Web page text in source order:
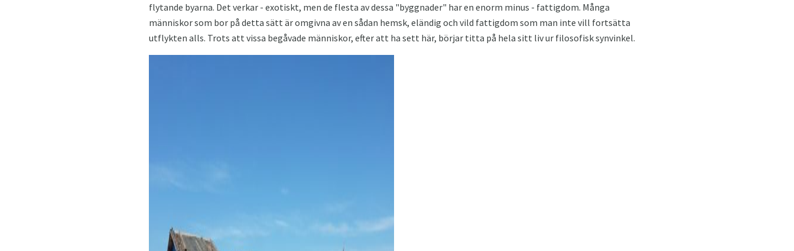
flytande byarna. Det verkar - exotiskt, men de flesta av dessa "byggnader" har en enorm minus - fattigdom. Många
människor som bor på detta sätt är omgivna av en sådan hemsk, eländig och vild fattigdom som man inte vill fortsätta
utflykten alls. Trots att vissa begåvade människor, efter att ha sett här, börjar titta på hela sitt liv ur filosofisk synvinkel.